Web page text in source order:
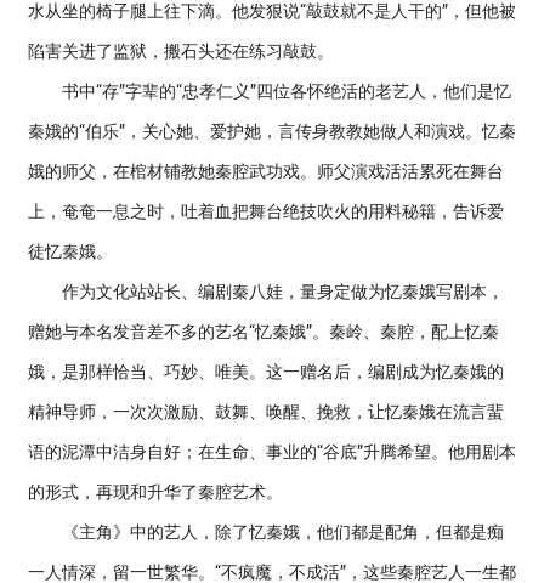
水从坐的椅子腿上往下滴。他发狠说“敲鼓就不是人干的”，但他被
陷害关进了监狱，搬石头还在练习敲鼓。
书中“存”字辈的“忠孝仁义”四位各怀绝活的老艺人，他们是忆
秦娥的“伯乐”，关心她、爱护她，言传身教教她做人和演戏。忆秦
娥的师父，在棺材铺教她秦腔武功戏。师父演戏活活累死在舞台
上，奄奄一息之时，吐着血把舞台绝技吹火的用料秘籍，告诉爱
徒忆秦娥。
作为文化站站长、编剧秦八娃，量身定做为忆秦娥写剧本，
赠她与本名发音差不多的艺名“忆秦娥”。秦岭、秦腔，配上忆秦
娥，是那样恰当、巧妙、唯美。这一赠名后，编剧成为忆秦娥的
精神导师，一次次激励、鼓舞、唤醒、挽救，让忆秦娥在流言蜚
语的泥潭中洁身自好；在生命、事业的“谷底”升腾希望。他用剧本
的形式，再现和升华了秦腔艺术。
《主角》中的艺人，除了忆秦娥，他们都是配角，但都是痴
一人情深，留一世繁华。“不疯魔，不成活”，这些秦腔艺人一生都